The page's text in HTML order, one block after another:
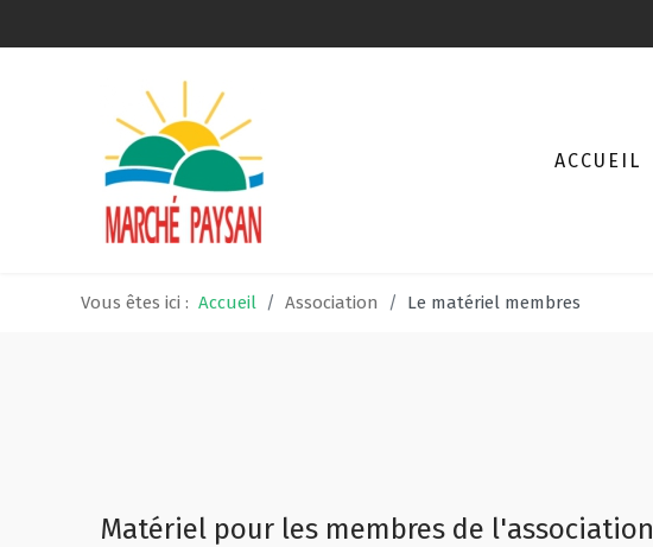
ACCUEIL
Vous êtes ici : Accueil Association Le matériel membres
Matériel pour les membres de l'association
Qui sommes-nous ?
Le matériel membres
Guide de la vente directe